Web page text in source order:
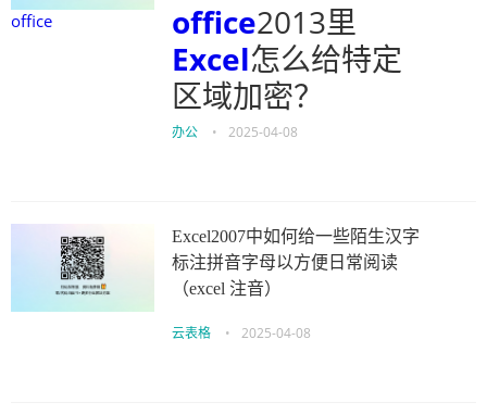
office office2013里
Excel怎么给特定
区域加密？
办公 • 2025-04-08
Excel2007中如何给一些陌生汉字
标注拼音字母以方便日常阅读
（excel 注音）
云表格 • 2025-04-08